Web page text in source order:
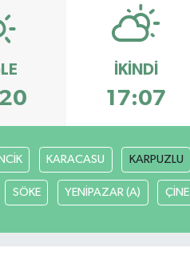
İKINDI
17:07
KARACASU KARPUZLU
SÖKE YENİPAZAR (A) ÇİNE